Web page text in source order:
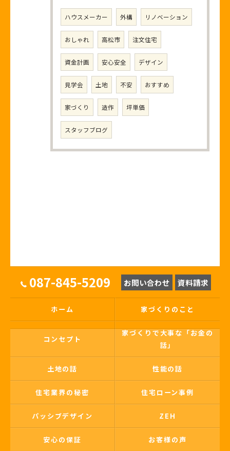
ハウスメーカー 外構 リノベーション
おしゃれ 高松市 注文住宅
資金計画 安心安全 デザイン
見学会 土地 不安 おすすめ
家づくり 造作 坪単価
スタッフブログ
087-845-5209 お問い合わせ 資料請求
ホーム 家づくりのこと
コンセプト
家づくりで大事な「お金の
話」
土地の話 性能の話
住宅業界の秘密 住宅ローン事例
パッシブデザイン ZEH
安心の保証 お客様の声